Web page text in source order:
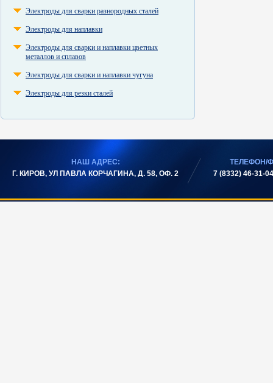
Электроды для сварки разнородных сталей
Электроды для наплавки
Электроды для сварки и наплавки цветных
металлов и сплавов
Электроды для сварки и наплавки чугуна
Электроды для резки сталей
НАШ АДРЕС:
Г. КИРОВ, УЛ ПАВЛА КОРЧАГИНА, Д. 58, ОФ. 2
ТЕЛЕФОН/
7 (8332) 46-31-